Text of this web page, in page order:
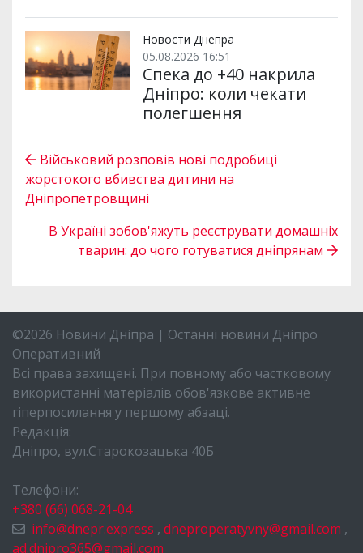
Новости Днепра
05.08.2026 16:51
Спека до +40 накрила
Дніпро: коли чекати
полегшення
Військовий розповів нові подробиці
жорстокого вбивства дитини на
Дніпропетровщині
В Україні зобов'яжуть реєструвати домашніх
тварин: до чого готуватися дніпрянам
©2026 Новини Дніпра | Останні новини Дніпро
Оперативний
Всі права захищені. При повному або частковому
використанні матеріалів обов'язкове активне
гіперпосилання у першому абзаці.
Редакція:
Дніпро, вул.Старокозацька 40Б
Телефони:
+380 (66) 068-21-04
info@dnepr.express , dneproperatyvny@gmail.com ,
ad.dnipro365@gmail.com